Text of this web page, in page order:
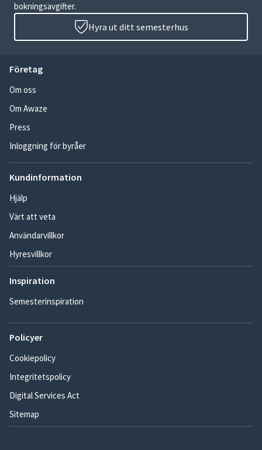
bokningsavgifter.
Hyra ut ditt semesterhus
Företag
Om oss
Om Awaze
Press
Inloggning för byråer
Kundinformation
Hjälp
Värt att veta
Användarvillkor
Hyresvillkor
Inspiration
Semesterinspiration
Policyer
Cookiepolicy
Integritetspolicy
Digital Services Act
Sitemap